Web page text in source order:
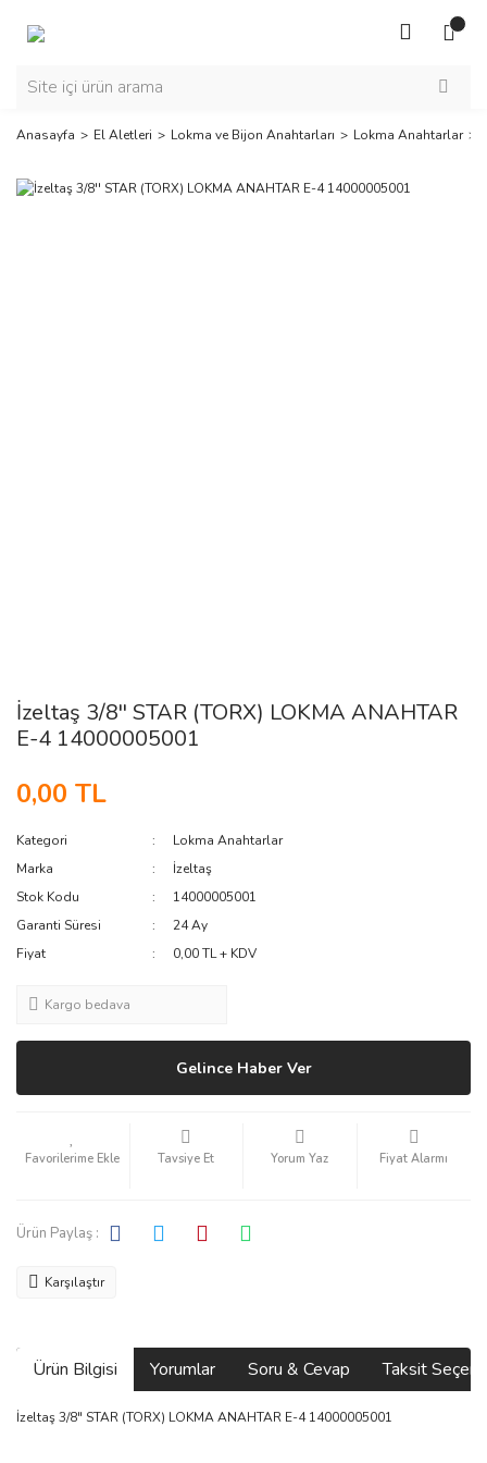
Anasayfa El Aletleri Lokma ve Bijon Anahtarları Lokma Anahtarlar
İzeltaş 3/8'' STAR (TORX) LOKMA ANAHTAR
E-4 14000005001
0,00 TL
Kategori
Lokma Anahtarlar
Marka
İzeltaş
Stok Kodu
14000005001
Garanti Süresi
24 Ay
Fiyat
0,00 TL + KDV
Kargo bedava
Gelince Haber Ver
Tavsiye Et Yorum Yaz Fiyat Alarmı
Ürün Paylaş :
Karşılaştır
Ürün Bilgisi Yorumlar Soru & Cevap Taksit
İzeltaş 3/8" STAR (TORX) LOKMA ANAHTAR E-4 14000005001